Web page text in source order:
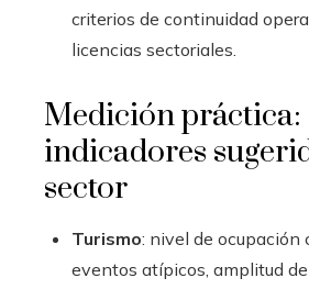
criterios de continuidad
licencias sectoriales.
Medición práctica:
indicadores
sector
Turismo: nivel de ocupación
eventos atípicos, amplitud